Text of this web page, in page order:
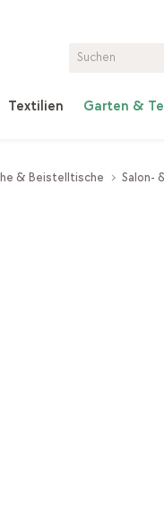
Textilien Garten &
& Beistelltische Salon-